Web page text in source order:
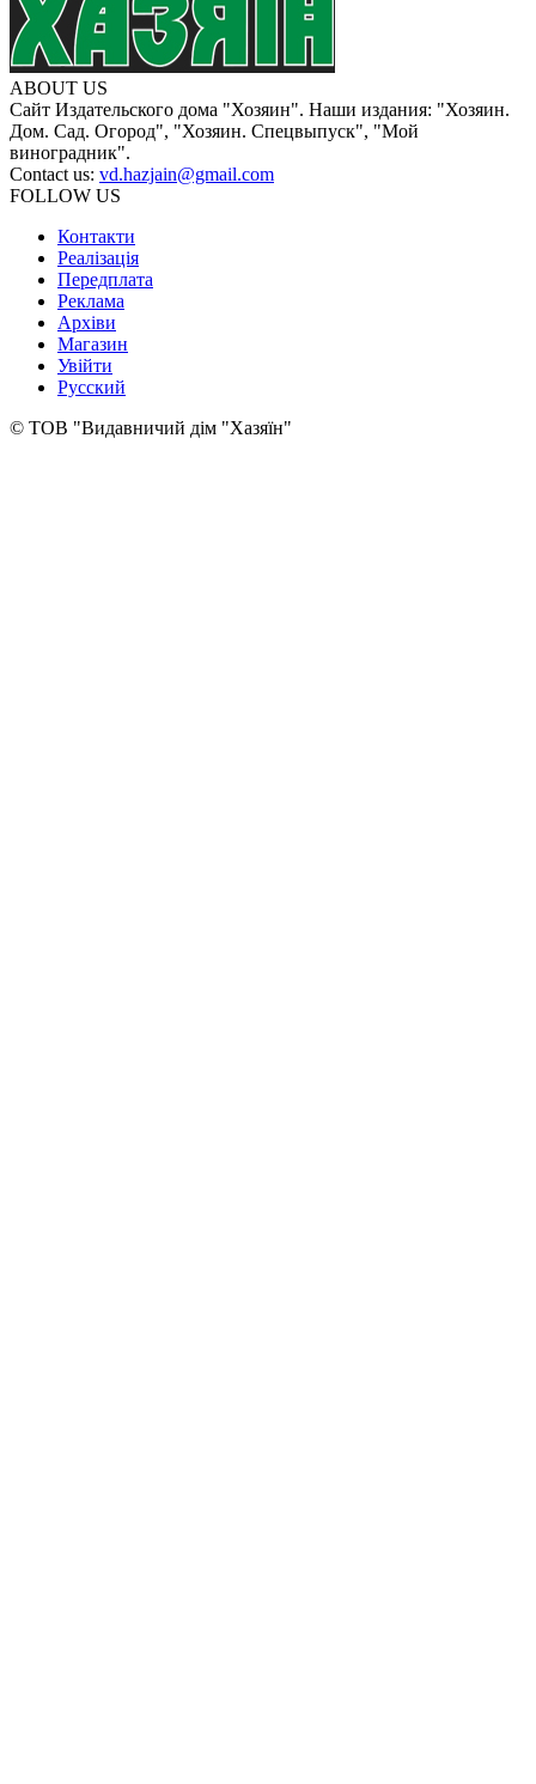
ABOUT US
Сайт Издательского дома "Хозяин". Наши издания: "Хозяин.
Дом. Сад. Огород", "Хозяин. Спецвыпуск", "Мой
виноградник".
Contact us: vd.hazjain@gmail.com
FOLLOW US
Контакти
Реалізація
Передплата
Реклама
Архіви
Магазин
Увійти
Русский
© ТОВ "Видавничий дім "Хазяїн"